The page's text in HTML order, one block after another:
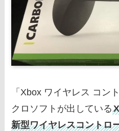
「Xbox ワイヤレス コン
クロソフトが出している
新型ワイヤレスコントロ